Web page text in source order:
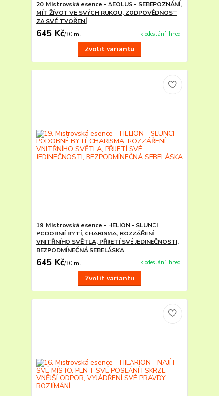
20. Mistrovská esence - AEOLUS - SEBEPOZNÁNÍ,
MÍT ŽÍVOT VE SVÝCH RUKOU, ZODPOVĚDNOST
ZA SVÉ TVOŘENÍ
645 Kč/30 ml k odeslání ihned
Zvolit variantu
19. Mistrovská esence - HELION - SLUNCI
PODOBNÉ BYTÍ, CHARISMA, ROZZÁŘENÍ
VNITŘNÍHO SVĚTLA, PŘIJETÍ SVÉ JEDINEČNOSTI,
BEZPODMÍNEČNÁ SEBELÁSKA
645 Kč/30 ml k odeslání ihned
Zvolit variantu